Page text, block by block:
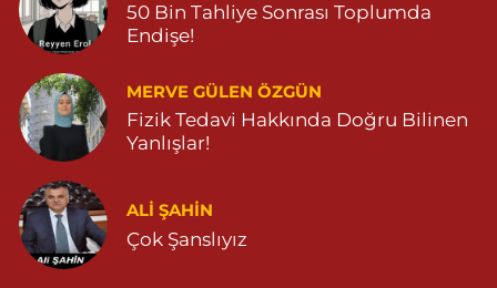
50 Bin Tahliye Sonrası Toplumda
Endişe!
MERVE GÜLEN ÖZGÜN
Fizik Tedavi Hakkında Doğru Bilinen
Yanlışlar!
ALI ŞAHİN
Çok Şanslıyız